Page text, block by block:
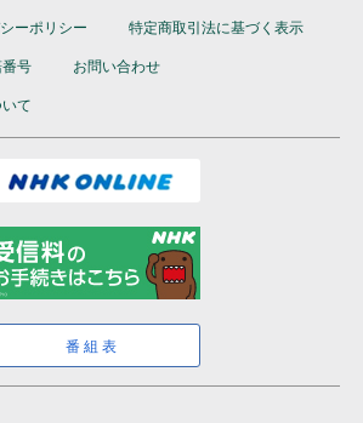
ーポリシー 特定商取引法に基づく表示
号 お問い合わせ
て
番組表